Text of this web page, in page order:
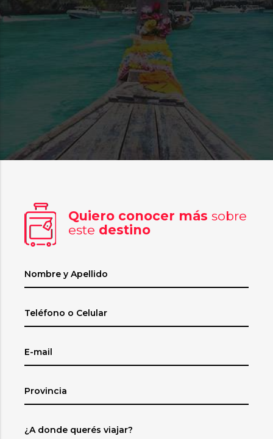
Quiero conocer más sobre
este destino